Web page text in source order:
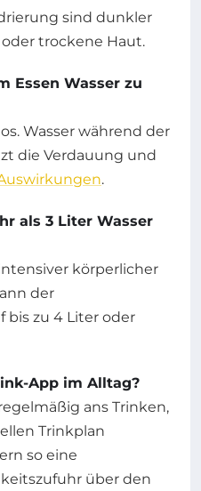
sind dunkler
trockene Haut.
Essen Wasser zu
Wasser während der
die Verdauung und
.
als 3 Liter Wasser
körperlicher
der
bis zu 4 Liter oder
App im Alltag?
ans Trinken,
Trinkplan
so eine
über den